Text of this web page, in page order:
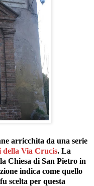
arricchita da una serie
della Via Crucis. La
Chiesa di San Pietro in
indica come quello
scelta per questa